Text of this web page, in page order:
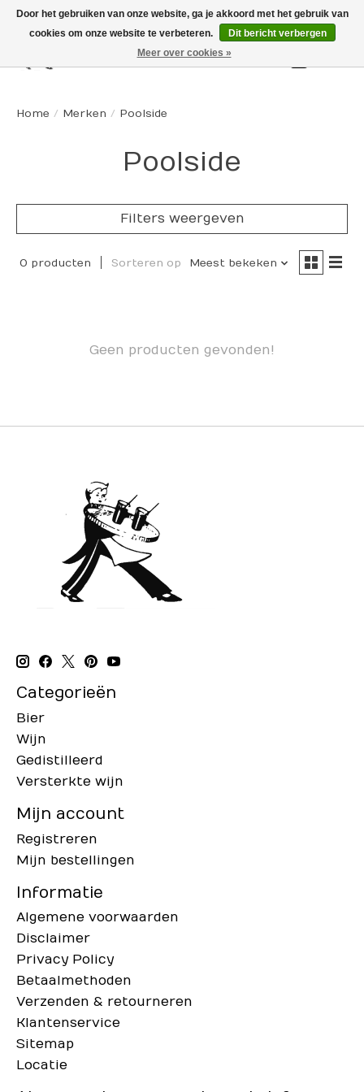
Home / Merken / Poolside
Poolside
Filters weergeven
0 producten Sorteren op Meest bekeken
Geen producten gevonden!
Categorieën
Bier
Wijn
Gedistilleerd
Versterkte wijn
Mijn account
Registreren
Mijn bestellingen
Informatie
Algemene voorwaarden
Disclaimer
Privacy Policy
Betaalmethoden
Verzenden & retourneren
Klantenservice
Sitemap
Locatie
Door het gebruiken van onze website, ga je akkoord met het gebruik van
cookies om onze website te verbeteren.
Dit bericht verbergen
Meer over cookies »